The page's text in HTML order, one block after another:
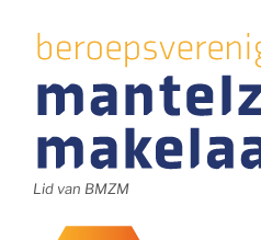
Lid van BMZM